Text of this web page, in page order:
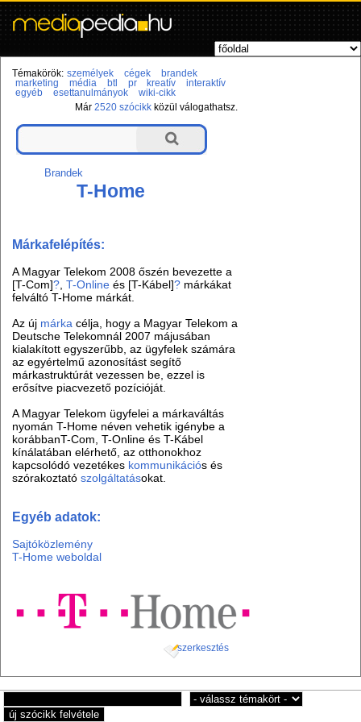
Témakörök: személyek cégek
brandek
marketing
média btl pr kreatív
interaktív
egyéb
esettanulmányok
wiki-cikk
Már2520 szócikk közül válogathatsz.
Brandek
T-Home
Márkafelépítés:
A Magyar Telekom 2008 őszén bevezette a
[T-Com]? ,T-Online és [T-Kábel]? márkákat
felváltó T-Home márkát.
Az új márka célja, hogy a Magyar Telekom a
Deutsche Telekomnál 2007 májusában
kialakított egyszerűbb, az ügyfelek számára
az egyértelmű azonosítást segítő
márkastruktúrát vezessen be, ezzel is
erősítve piacvezető pozícióját.
A Magyar Telekom ügyfelei a márkaváltás
nyomán T-Home néven vehetik igénybe a
korábbanT-Com, T-Online és T-Kábel
kínálatában elérhető, az otthonokhoz
kapcsolódó vezetékes kommunikációs és
szórakoztatószolgáltatásokat.
Egyéb adatok:
Sajtóközlemény
T-Home weboldal
szerkesztés